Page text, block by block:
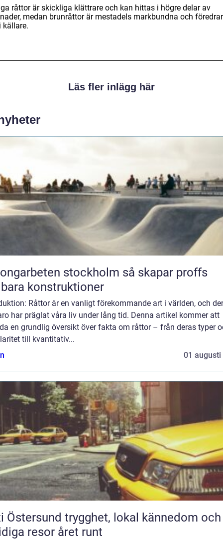
råttor är skickliga klättrare och kan hittas i högre delar av
medan brunråttor är mestadels markbundna och
källare.
Läs fler inlägg här
stockholm så skapar proffs
konstruktioner
Råttor är en vanligt förekommande art i världen, och
har präglat våra liv under lång tid. Denna artikel kommer att
en grundlig översikt över fakta om råttor – från deras typer
till kvantitativ...
01 augusti
trygghet, lokal kännedom och
resor året runt